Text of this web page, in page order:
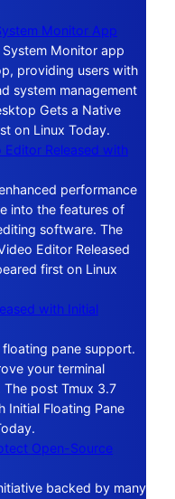
Monitor App
Monitor app
providing users with
system management
Gets a Native
on Linux Today.
Released with
performance
into the features of
software. The
Editor Released
first on Linux
with Initial
pane support.
your terminal
post Tmux 3.7
Initial Floating Pane
Open-Source
backed by many